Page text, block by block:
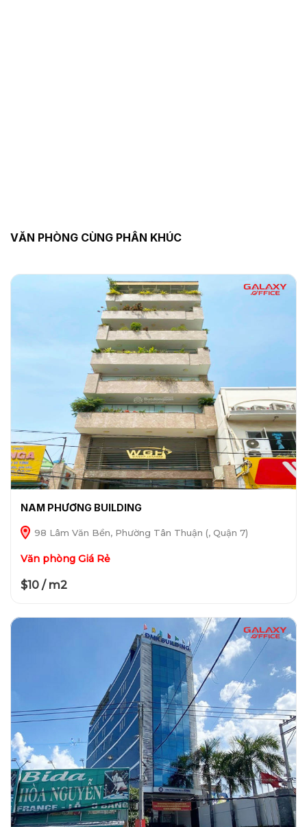
VĂN PHÒNG CÙNG PHÂN KHÚC
NAM PHƯƠNG BUILDING
98 Lâm Văn Bền, Phường Tân Thuận (, Quận 7)
Văn phòng Giá Rẻ
$10 / m2